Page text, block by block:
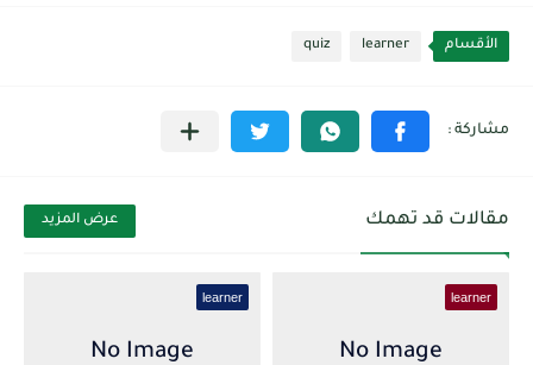
الأقسام learner
quiz
مقالات قد تهمك عرض المزيد
learner
learner